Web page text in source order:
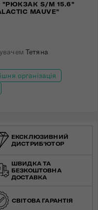
"РЮКЗАК S/M 15.6"
MAUVE"
Тетяна
організація
ЕКСКЛЮЗИВНИЙ
ДИСТРИБ'ЮТОР
ШВИДКА ТА
БЕЗКОШТОВНА
ДОСТАВКА
СВІТОВА ГАРАНТІЯ